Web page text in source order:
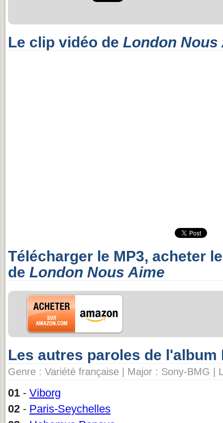
Le clip vidéo de London Nous
Télécharger le MP3, acheter
de London Nous Aime
Les autres paroles de l'album
Genre : Variété française | Major : Sony-BMG |
01 - Viborg
02 - Paris-Seychelles